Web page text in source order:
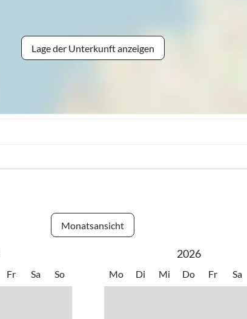
Lage der Unterkunft anzeigen
Monatsansicht
Fr Sa So
2026
Mo Di Mi Do Fr Sa